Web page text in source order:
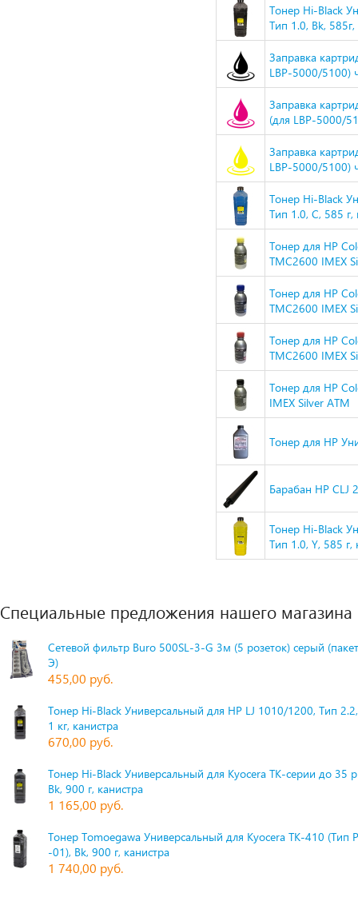
Тонер Hi-Black
Тип 1.0, Bk, 585г,
Заправка
LBP-5000/5100)
Заправка
(для LBP-5000/
Заправка
LBP-5000/5100)
Тонер Hi-Black
Тип 1.0, C, 585 г,
Тонер для HP
TMC2600 IMEX
Тонер для HP
TMC2600 IMEX
Тонер для HP
TMC2600 IMEX
Тонер для HP
IMEX Silver ATM
Тонер для HP
Барабан HP CLJ
Тонер Hi-Black
Тип 1.0, Y, 585 г,
Специальные предложения нашего магазина
Сетевой фильтр Buro 500SL-3-G 3м (5 розеток) серый
Э)
455,00 руб.
Тонер Hi-Black Универсальный для HP LJ 1010/1200, Тип
1 кг, канистра
670,00 руб.
Тонер Hi-Black Универсальный для Kyocera TK-серии до 35
Bk, 900 г, канистра
1 165,00 руб.
Тонер Tomoegawa Универсальный для Kyocera TK-410 (Тип
-01), Bk, 900 г, канистра
1 740,00 руб.